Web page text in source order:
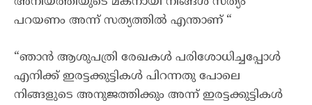
പറയണം അന്ന് സത്യത്തിൽ എന്താണ് “
“ഞാൻ ആശുപത്രി രേഖകൾ പരിശോധിച്ചപ്പോൾ
എനിക്ക് ഇരട്ടക്കുട്ടികൾ പിറന്നതു പോലെ
നിങ്ങളുടെ അനുജത്തിക്കും അന്ന് ഇരട്ടക്കുട്ടികൾ